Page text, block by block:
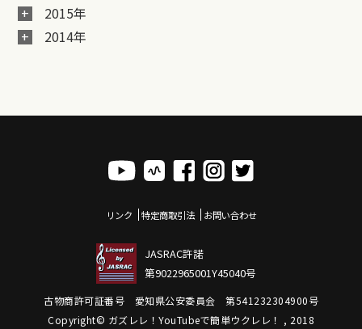
2015年
2014年
リンク 特定商取引法 お問い合わせ
JASRAC許諾
第9022965001Y45040号
古物商許可証番号 愛知県公安委員会 第541232304900号
Copyright© ガズレレ！YouTubeで簡単ウクレレ！ , 2018